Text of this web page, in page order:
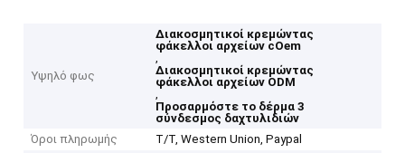
Υψηλό φως
Διακοσμητικοί κρεμώντας
φάκελλοι αρχείων cOem
,
Διακοσμητικοί κρεμώντας
φάκελλοι αρχείων ODM
,
Προσαρμόστε το δέρμα 3
σύνδεσμος δαχτυλιδιών
Όροι πληρωμής
T/T, Western Union, Paypal